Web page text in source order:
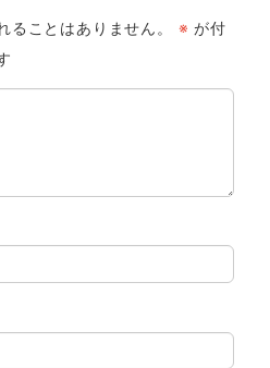
ることはありません。 ※ が付